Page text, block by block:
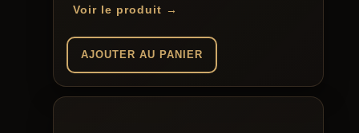
Voir le produit →
AJOUTER AU PANIER